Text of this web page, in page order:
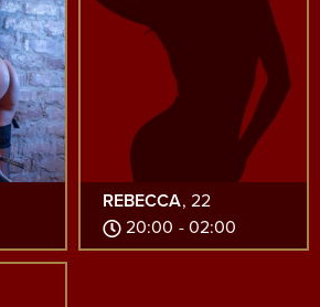
REBECCA, 22
20:00 - 02:00